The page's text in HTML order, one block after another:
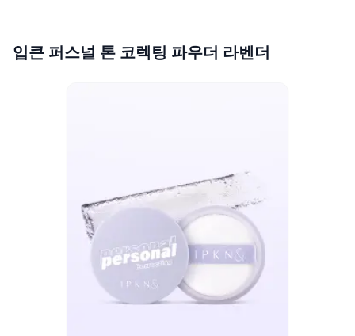
입큰 퍼스널 톤 코렉팅 파우더 라벤더